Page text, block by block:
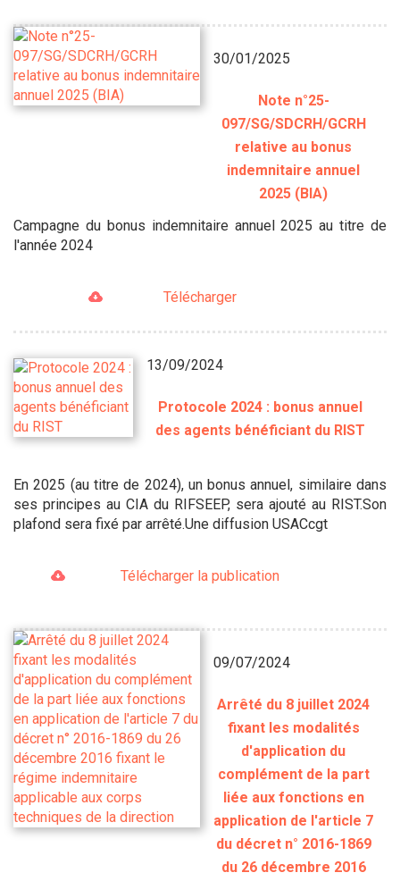
30/01/2025
Note n°25-
097/SG/SDCRH/GCRH
relative au bonus
indemnitaire annuel
2025 (BIA)
Campagne du bonus indemnitaire annuel 2025 au titre de
l'année 2024
Télécharger
13/09/2024
Protocole 2024 : bonus annuel
des agents bénéficiant du RIST
En 2025 (au titre de 2024), un bonus annuel, similaire dans
ses principes au CIA du RIFSEEP, sera ajouté au RIST.Son
plafond sera fixé par arrêté.Une diffusion USACcgt
Télécharger la publication
09/07/2024
Arrêté du 8 juillet 2024
fixant les modalités
d'application du
complément de la part
liée aux fonctions en
application de l'article 7
du décret n° 2016-1869
du 26 décembre 2016